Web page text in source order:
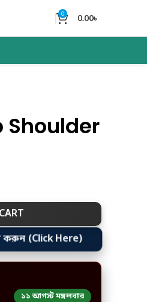
0 0.00৳
Shoulder
করুন (Click Here)
১১ আগস্ট মঙ্গলবার